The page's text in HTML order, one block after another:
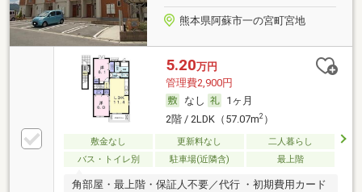
熊本県阿蘇市一の宮町宮地
5.20万円
管理費2,900円
なし
1ヶ月
2階 / 2LDK（57.07m2）
敷金なし 更新料なし
二人暮らし
バス・トイレ別
駐車場(近隣含) 最上階
角部屋・最上階・保証人不要／代行 ・初期費用カード